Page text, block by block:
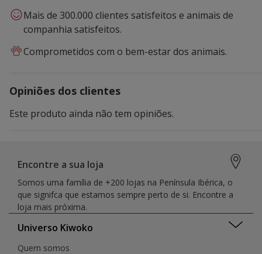
Mais de 300.000 clientes satisfeitos e animais de
companhia satisfeitos.
Comprometidos com o bem-estar dos animais.
Opiniões dos clientes
Este produto ainda não tem opiniões.
Encontre a sua loja
Somos uma família de +200 lojas na Península Ibérica, o
que signifca que estamos sempre perto de si. Encontre a
loja mais próxima.
Universo Kiwoko
Quem somos